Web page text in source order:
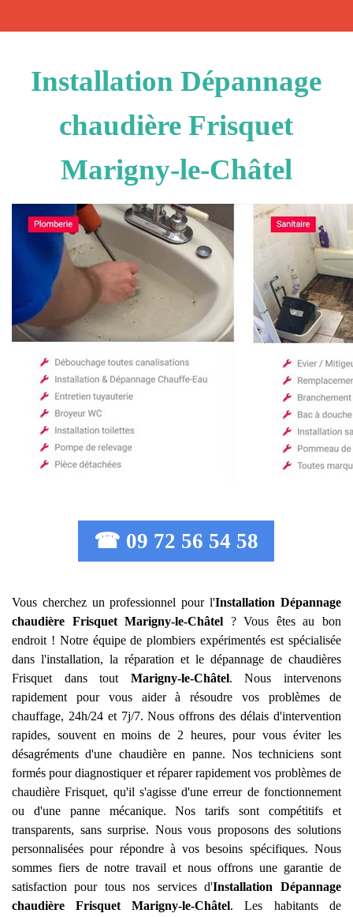
Installation Dépannage
chaudière Frisquet
Marigny-le-Châtel
☎ 09 72 56 54 58
Vous cherchez un professionnel pour l'Installation Dépannage
chaudière Frisquet Marigny-le-Châtel ? Vous êtes au bon
endroit ! Notre équipe de plombiers expérimentés est spécialisée
dans l'installation, la réparation et le dépannage de chaudières
Frisquet dans tout Marigny-le-Châtel. Nous intervenons
rapidement pour vous aider à résoudre vos problèmes de
chauffage, 24h/24 et 7j/7. Nous offrons des délais d'intervention
rapides, souvent en moins de 2 heures, pour vous éviter les
désagréments d'une chaudière en panne. Nos techniciens sont
formés pour diagnostiquer et réparer rapidement vos problèmes de
chaudière Frisquet, qu'il s'agisse d'une erreur de fonctionnement
ou d'une panne mécanique. Nos tarifs sont compétitifs et
transparents, sans surprise. Nous vous proposons des solutions
personnalisées pour répondre à vos besoins spécifiques. Nous
sommes fiers de notre travail et nous offrons une garantie de
satisfaction pour tous nos services d'Installation Dépannage
chaudière Frisquet
Marigny-le-Châtel. Les habitants de